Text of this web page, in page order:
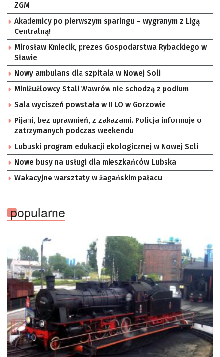
ZGM
Akademicy po pierwszym sparingu – wygranym z Ligą
Centralną!
Mirosław Kmiecik, prezes Gospodarstwa Rybackiego w
Sławie
Nowy ambulans dla szpitala w Nowej Soli
Miniżużlowcy Stali Wawrów nie schodzą z podium
Sala wyciszeń powstała w II LO w Gorzowie
Pijani, bez uprawnień, z zakazami. Policja informuje o
zatrzymanych podczas weekendu
Lubuski program edukacji ekologicznej w Nowej Soli
Nowe busy na usługi dla mieszkańców Lubska
Wakacyjne warsztaty w żagańskim pałacu
popularne